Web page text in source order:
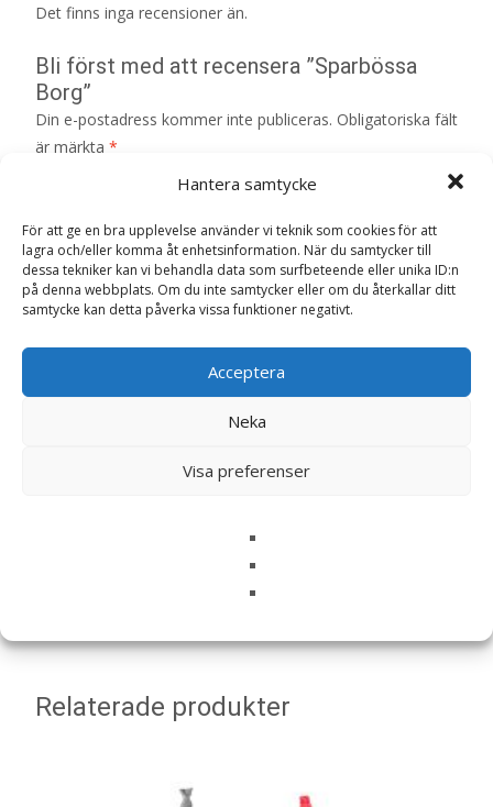
Hantera samtycke
För att ge en bra upplevelse använder vi teknik som cookies för att
lagra och/eller komma åt enhetsinformation. När du samtycker till
dessa tekniker kan vi behandla data som surfbeteende eller unika ID:n
på denna webbplats. Om du inte samtycker eller om du återkallar ditt
samtycke kan detta påverka vissa funktioner negativt.
Acceptera
Neka
Visa preferenser
Det finns inga recensioner än.
Bli först med att recensera ”Sparbössa
Borg”
Din e-postadress kommer inte publiceras. Obligatoriska fält
är märkta *
Din recension *
Namn*
Relaterade produkter